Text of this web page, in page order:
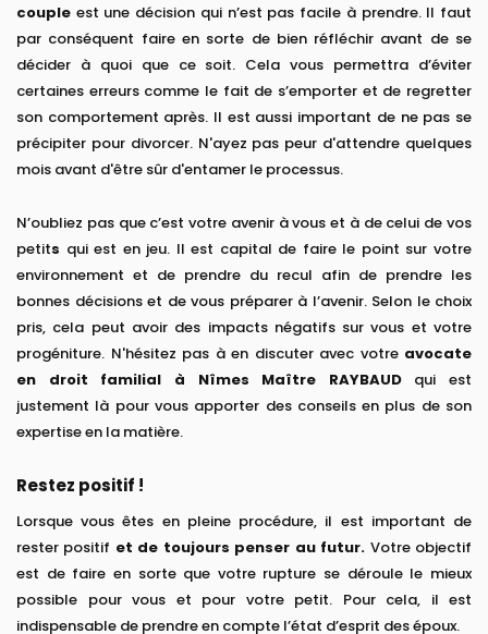
couple est une décision qui n’est pas facile à prendre. Il faut
par conséquent faire en sorte de bien réfléchir avant de se
décider à quoi que ce soit. Cela vous permettra d’éviter
certaines erreurs comme le fait de s’emporter et de regretter
son comportement après. Il est aussi important de ne pas se
précipiter pour divorcer. N'ayez pas peur d'attendre quelques
mois avant d'être sûr d'entamer le processus.
N’oubliez pas que c’est votre avenir à vous et à de celui de vos
petits qui est en jeu. Il est capital de faire le point sur votre
environnement et de prendre du recul afin de prendre les
bonnes décisions et de vous préparer à l’avenir. Selon le choix
pris, cela peut avoir des impacts négatifs sur vous et votre
progéniture. N'hésitez pas à en discuter avec votre avocate
en droit familial à Nîmes Maître RAYBAUDqui est
justement là pour vous apporter des conseils en plus de son
expertise en la matière.
Restez positif !
Lorsque vous êtes en pleine procédure, il est important de
rester positif et de toujours penser au futur. Votre objectif
est de faire en sorte que votre rupture se déroule le mieux
possible pour vous et pour votre petit. Pour cela, il est
indispensable de prendre en compte l’état d’esprit des époux.